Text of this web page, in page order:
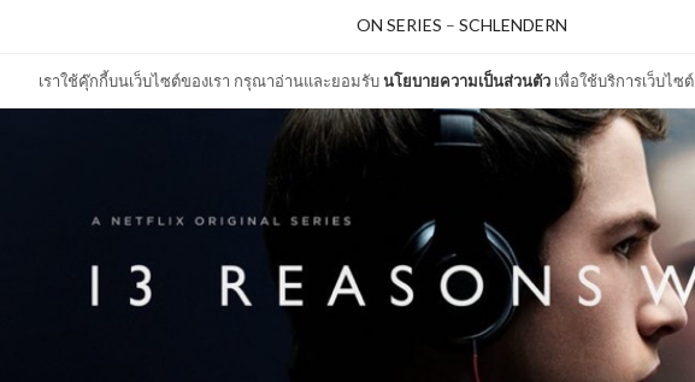
เราใช้คุ๊กกี้บนเว็บไซต์ของเรา กรุณาอ่านและยอมรับนโยบายความเป็นส่วนตัว เพื่อใช้บริการเว็บไซต์
ON SERIES – SCHLENDERN